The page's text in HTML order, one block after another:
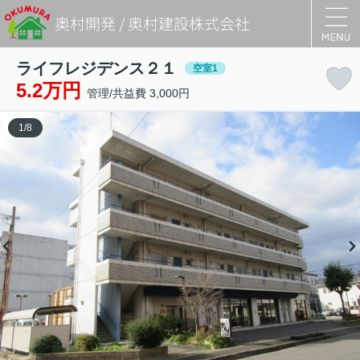
奥村開発 / 奥村建設株式会社
ライフレジデンス２１ 空室1
5.2万円 管理/共益費 3,000円
1 /8